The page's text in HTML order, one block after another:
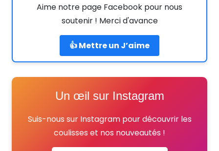
Aime notre page Facebook pour nous
soutenir ! Merci d'avance
👍 Mettre un J’aime
Un œil sur Instagram
Suis-nous sur Instagram pour découvrir les
coulisses et nos nouveautés !